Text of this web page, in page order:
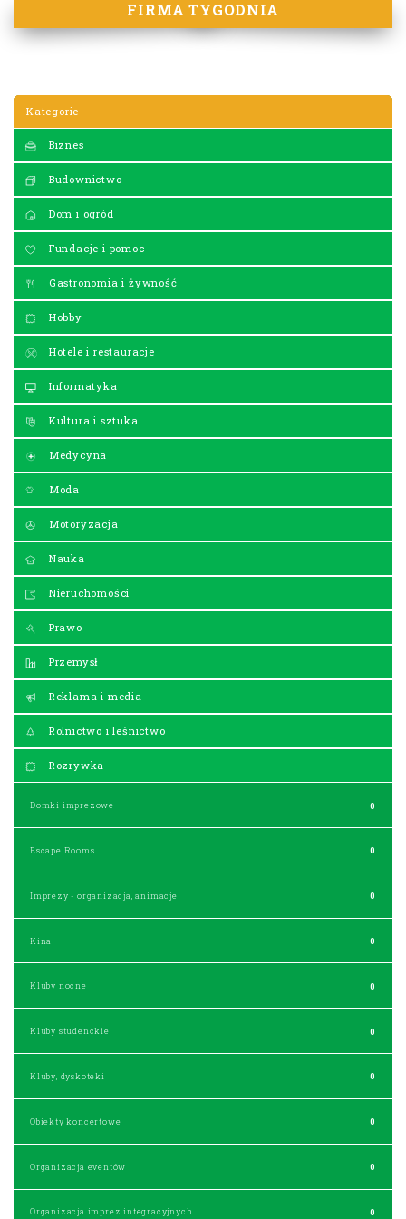
FIRMA TYGODNIA
Kategorie
Biznes
Budownictwo
Dom i ogród
Fundacje i pomoc
Gastronomia i żywność
Hobby
Hotele i restauracje
Informatyka
Kultura i sztuka
Medycyna
Moda
Motoryzacja
Nauka
Nieruchomości
Prawo
Przemysł
Reklama i media
Rolnictwo i leśnictwo
Rozrywka
Domki imprezowe 0
Escape Rooms 0
Imprezy - organizacja, animacje 0
Kina 0
Kluby nocne 0
Kluby studenckie 0
Kluby, dyskoteki 0
Obiekty koncertowe 0
Organizacja eventów 0
Organizacja imprez integracyjnych 0